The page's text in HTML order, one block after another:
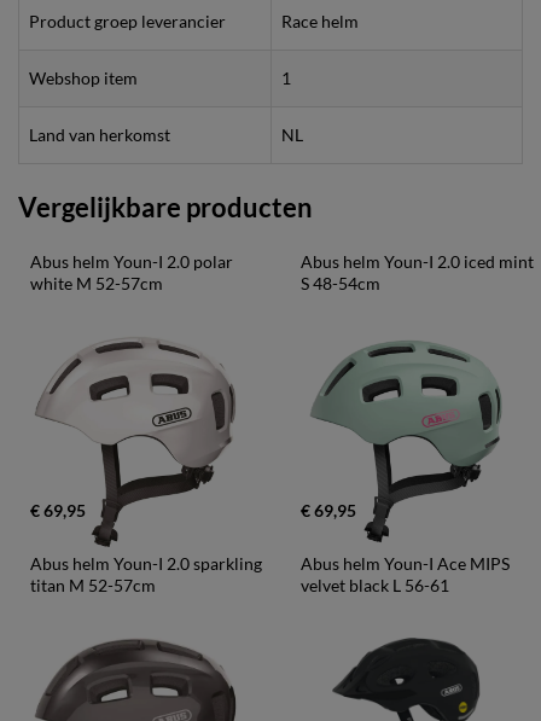
Product groep leverancier Race helm
Webshop item 1
Land van herkomst NL
Vergelijkbare producten
Abus helm Youn-I 2.0 polar
white M 52-57cm
€ 69,95
Abus helm Youn-I 2.0 iced mint
S 48-54cm
€ 69,95
Abus helm Youn-I 2.0 sparkling
titan M 52-57cm
Abus helm Youn-I Ace MIPS
velvet black L 56-61